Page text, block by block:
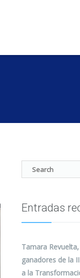
Entradas
Tamara
ganadores de la
a la